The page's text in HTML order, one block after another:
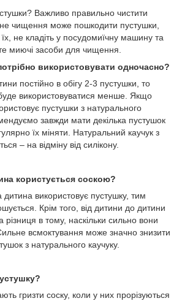
Важливо правильно чистити
чищення може пошкодити пустушки,
їх, не кладіть у посудомиїчну машину та
миючі засоби для чищення.
використовувати одночасно?
постійно в обігу 2-3 пустушки, то
використовуватися менше. Якщо
пустушки з натурального
завжди мати декілька пустушок
їх міняти. Натуральний каучук з
– на відміну від силікону.
користується соскою?
використовує пустушку, тим
Крім того, від дитини до дитини
в тому, наскільки сильно вони
всмоктування може значно знизити
з натурального каучуку.
гризти соску, коли у них прорізуються